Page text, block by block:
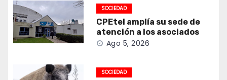
SOCIEDAD
CPEtel amplía su sede de
atención a los asociados
Ago 5, 2026
SOCIEDAD